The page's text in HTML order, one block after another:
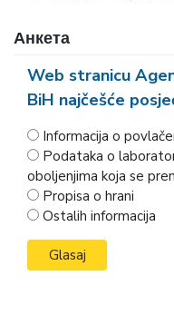
Анкета
Web stranicu
BiH najčešće
Informacija o
Podataka o
oboljenjima koja se
Propisa o hrani
Ostalih informacija